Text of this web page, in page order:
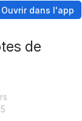
Ouvrir dans l'app
de